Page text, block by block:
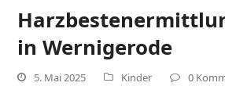
in Wernigerode
5. Mai 2025 Kinder 0